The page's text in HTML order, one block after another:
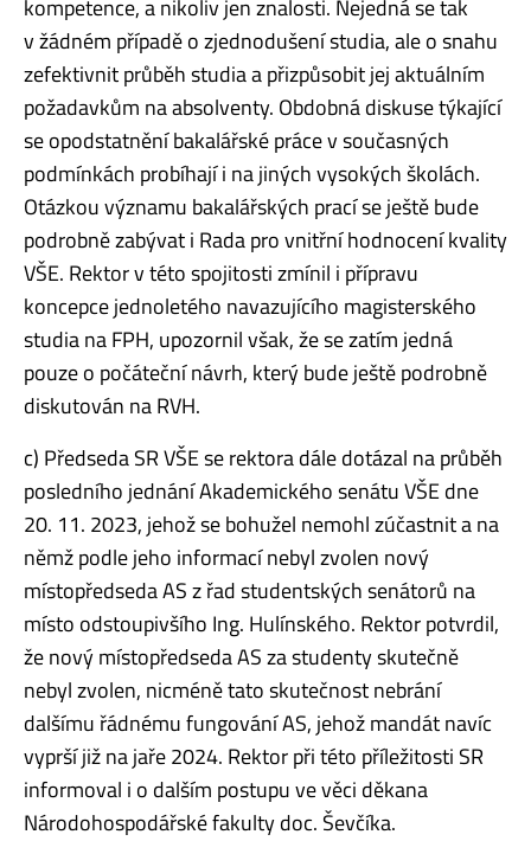
kompetence, a nikoliv jen znalosti. Nejedná se tak
v žádném případě o zjednodušení studia, ale o snahu
zefektivnit průběh studia a přizpůsobit jej aktuálním
požadavkům na absolventy. Obdobná diskuse týkající
se opodstatnění bakalářské práce v současných
podmínkách probíhají i na jiných vysokých školách.
Otázkou významu bakalářských prací se ještě bude
podrobně zabývat i Rada pro vnitřní hodnocení kvality
VŠE. Rektor v této spojitosti zmínil i přípravu
koncepce jednoletého navazujícího magisterského
studia na FPH, upozornil však, že se zatím jedná
pouze o počáteční návrh, který bude ještě podrobně
diskutován na RVH.
c) Předseda SR VŠE se rektora dále dotázal na průběh
posledního jednání Akademického senátu VŠE dne
20. 11. 2023, jehož se bohužel nemohl zúčastnit a na
němž podle jeho informací nebyl zvolen nový
místopředseda AS z řad studentských senátorů na
místo odstoupivšího Ing. Hulínského. Rektor potvrdil,
že nový místopředseda AS za studenty skutečně
nebyl zvolen, nicméně tato skutečnost nebrání
dalšímu řádnému fungování AS, jehož mandát navíc
vyprší již na jaře 2024. Rektor při této příležitosti SR
informoval i o dalším postupu ve věci děkana
Národohospodářské fakulty doc. Ševčíka.